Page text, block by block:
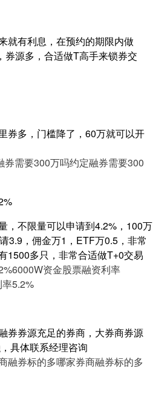
就有利息，在预约的期限内做
源多，合适做T高手来锁券交
券多，门槛降了，60万就可以开
券需要300万吗约定融券需要300
，不限量可以申请到4.2%，100万
3.9，佣金万1，ETF万0.5，非常
1500多只，非常合适做T+0交易
6000W资金股票融资利率
5.2%
券券源充足的券商，大券商券源
具体联系经理咨询
融券标的多哪家券商融券标的多